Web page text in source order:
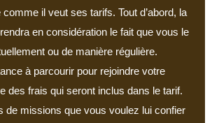
il veut ses tarifs. Tout d’abord, la
en considération le fait que vous le
ou de manière régulière.
à parcourir pour rejoindre votre
des frais qui seront inclus dans le tarif.
de missions que vous voulez lui confier